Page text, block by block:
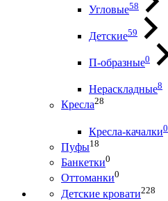
Угловые58
Детские59
П-образные0
Нераскладные8
Кресла28
Кресла-качалки0
Пуфы18
Банкетки0
Оттоманки0
Детские кровати228